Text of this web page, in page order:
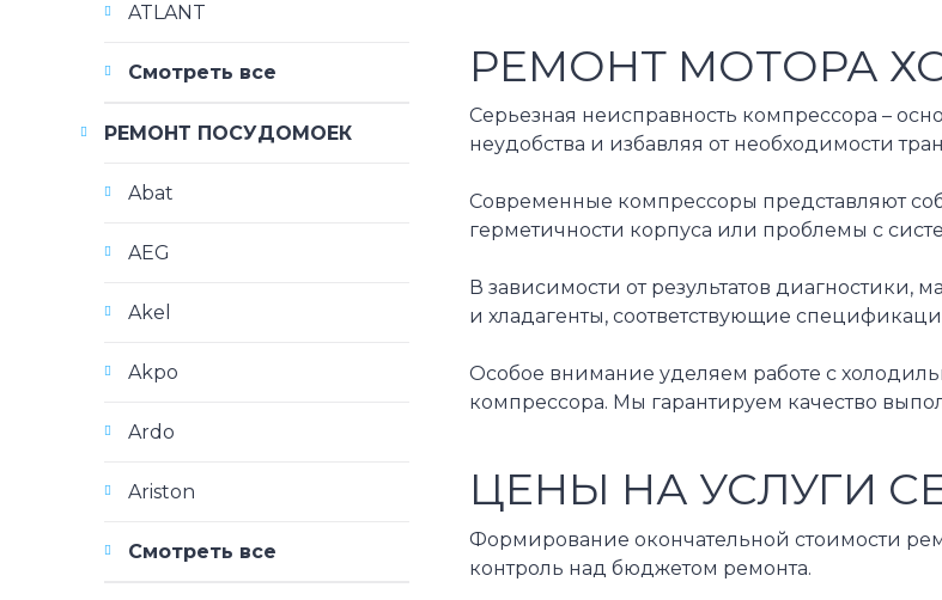
РЕМОНТ МОТОРА
Серьезная неисправность компрессора –
неудобства и избавляя от необходимости
Современные компрессоры представляют
герметичности корпуса или проблемы с
В зависимости от результатов
и хладагенты, соответствующие
Особое внимание уделяем работе с
компрессора. Мы гарантируем качество
ЦЕНЫ НА УСЛУГИ
Формирование окончательной стоимости
контроль над бюджетом ремонта.
ATLANT
Смотреть все
РЕМОНТ ПОСУДОМОЕК
Abat
AEG
Akel
Akpo
Ardo
Ariston
Смотреть все